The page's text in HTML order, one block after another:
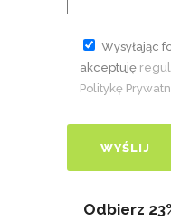
Wysyłając
akceptuję
Politykę
Odbierz